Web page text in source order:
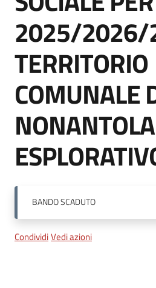
Seguici
su
2025/2026/
TERRITORIO
COMUNALE
BANDOSCADUTO
CondividiVedi azioni